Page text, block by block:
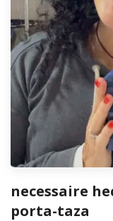
necessaire
porta-taza